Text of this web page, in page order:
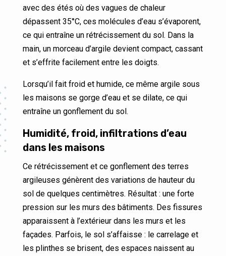
avec des étés où des vagues de chaleur
dépassent 35°C, ces molécules d’eau s’évaporent,
ce qui entraîne un rétrécissement du sol. Dans la
main, un morceau d’argile devient compact, cassant
et s’effrite facilement entre les doigts.
Lorsqu’il fait froid et humide, ce même argile sous
les maisons se gorge d’eau et se dilate, ce qui
entraîne un gonflement du sol.
Humidité, froid, infiltrations d’eau
dans les maisons
Ce rétrécissement et ce gonflement des terres
argileuses génèrent des variations de hauteur du
sol de quelques centimètres. Résultat : une forte
pression sur les murs des bâtiments. Des fissures
apparaissent à l’extérieur dans les murs et les
façades. Parfois, le sol s’affaisse : le carrelage et
les plinthes se brisent, des espaces naissent au